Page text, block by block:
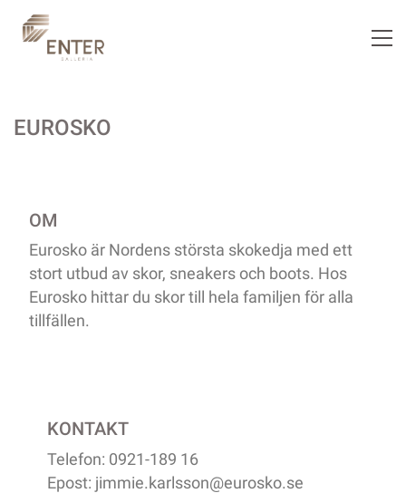
EUROSKO
OM
Eurosko är Nordens största skokedja med ett
stort utbud av skor, sneakers och boots. Hos
Eurosko hittar du skor till hela familjen för alla
tillfällen.
KONTAKT
Telefon: 0921-189 16
Epost: jimmie.karlsson@eurosko.se